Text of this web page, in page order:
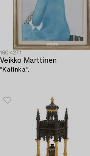
1604271
Veikko Marttinen
"Katinka".